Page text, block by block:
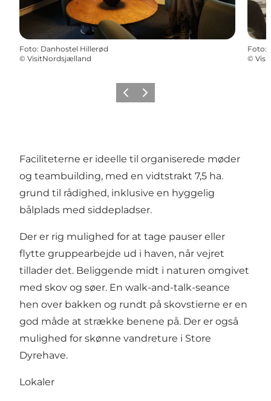
Foto: Danhostel Hillerød
© VisitNordsjælland
Foto:
©
ForrigeNæste
Faciliteterne er ideelle til organiserede møder
og teambuilding, med en vidtstrakt 7,5 ha.
grund til rådighed, inklusive en hyggelig
bålplads med siddepladser.
Der er rig mulighed for at tage pauser eller
flytte gruppearbejde ud i haven, når vejret
tillader det. Beliggende midt i naturen omgivet
med skov og søer. En walk-and-talk-seance
hen over bakken og rundt på skovstierne er en
god måde at strække benene på. Der er også
mulighed for skønne vandreture i Store
Dyrehave.
Lokaler